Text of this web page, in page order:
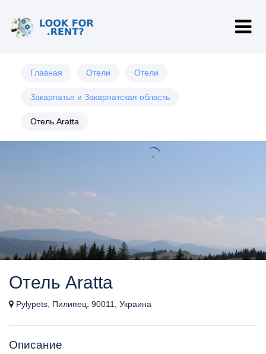
Главная Отели Отели
Закарпатье и Закарпатская область
Отель Aratta
Отель Aratta
Pylypets, Пилипец, 90011, Украина
Описание